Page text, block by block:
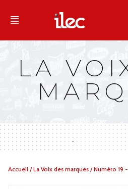
Qu'est-ce que l’Ilec
Campagnes multimarques
Dans la presse
LA
Vous
Accueil /La Voix des marques /Numéro 19